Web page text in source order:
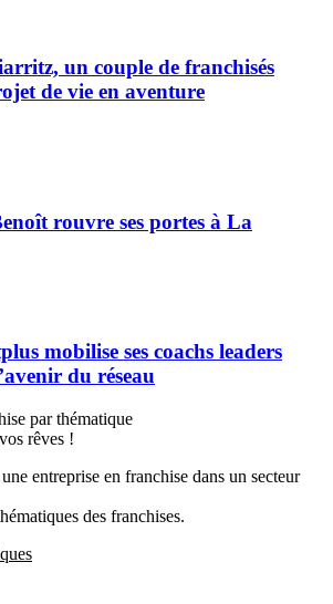
un couple de franchisés
de vie en aventure
rouvre ses portes à La
mobilise ses coachs leaders
du réseau
par thématique
rêves !
entreprise en franchise dans un secteur
des franchises.